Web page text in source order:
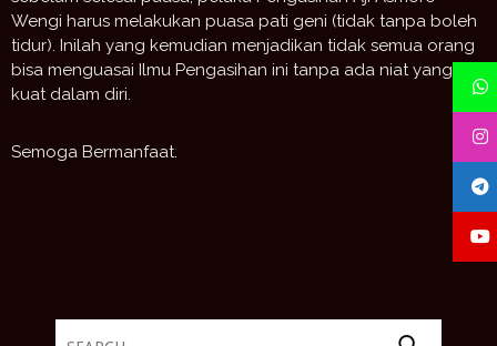
Wengi harus melakukan puasa pati geni (tidak tanpa boleh
tidur). Inilah yang kemudian menjadikan tidak semua orang
bisa menguasai Ilmu Pengasihan ini tanpa ada niat yang
kuat dalam diri.
Semoga Bermanfaat.